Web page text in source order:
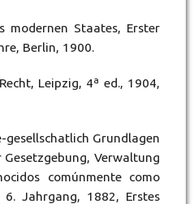
modernen Staates, Erster
Berlin, 1900.
Leipzig, 4ª ed., 1904,
gesellschatlich Grundlagen
Verwaltung
comúnmente como
6. Jahrgang, 1882, Erstes